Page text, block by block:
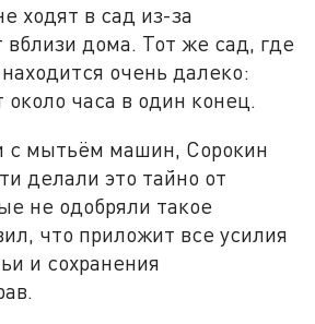
ходят в сад из-за
вблизи дома. Тот же сад, где
очень далеко:
около часа в один конец.
с мытьём машин, Сорокин
делали это тайно от
не одобряли такое
что приложит все усилия
и сохранения